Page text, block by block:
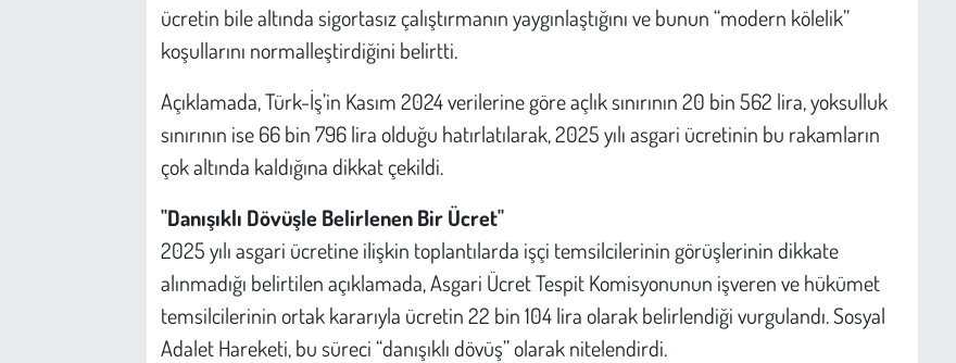
ücretin bile altında sigortasız çalıştırmanın yaygınlaştığını ve bunun “modern kölelik”
koşullarını normalleştirdiğini belirtti.
Açıklamada, Türk-İş’in Kasım 2024 verilerine göre açlık sınırının 20 bin 562 lira, yoksulluk
sınırının ise 66 bin 796 lira olduğu hatırlatılarak, 2025 yılı asgari ücretinin bu rakamların
çok altında kaldığına dikkat çekildi.
"Danışıklı Dövüşle Belirlenen Bir Ücret"
2025 yılı asgari ücretine ilişkin toplantılarda işçi temsilcilerinin görüşlerinin dikkate
alınmadığı belirtilen açıklamada, Asgari Ücret Tespit Komisyonunun işveren ve hükümet
temsilcilerinin ortak kararıyla ücretin 22 bin 104 lira olarak belirlendiği vurgulandı. Sosyal
Adalet Hareketi, bu süreci “danışıklı dövüş” olarak nitelendirdi.